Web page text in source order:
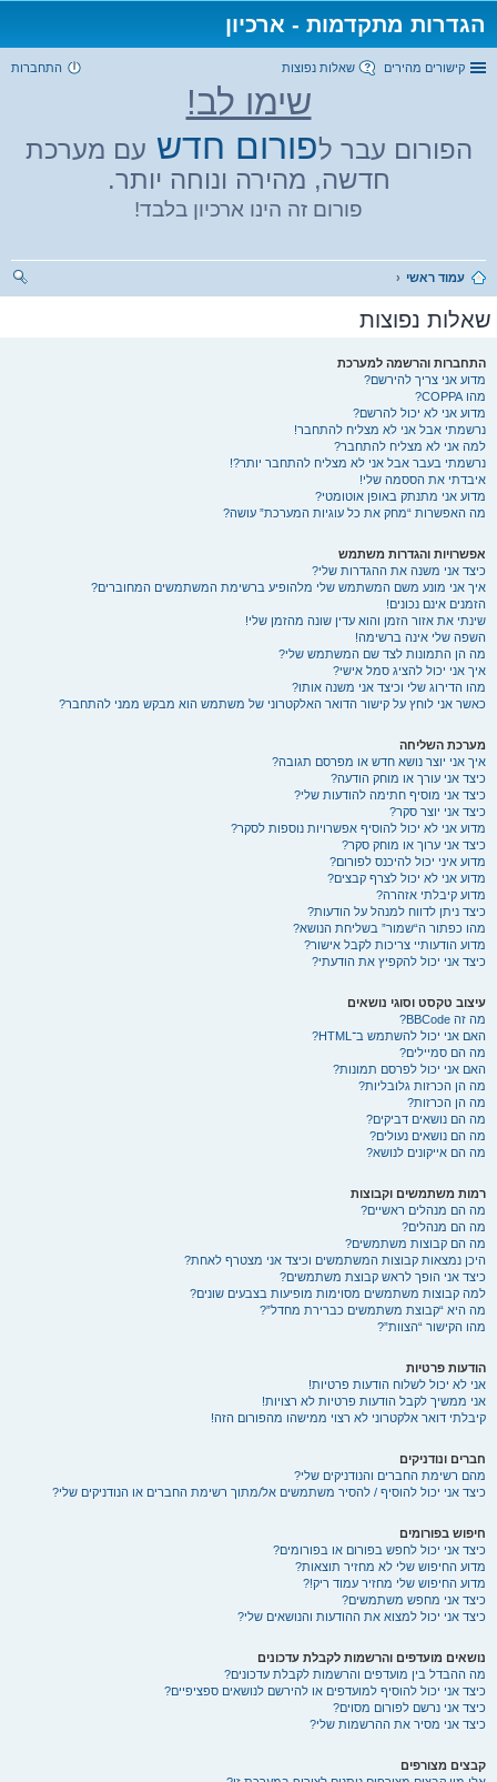
הגדרות מתקדמות - ארכיון
קישורים מהירים שאלות נפוצות התחברות
שימו לב!
הפורום עבר לפורום חדש עם מערכת
חדשה, מהירה ונוחה יותר.
פורום זה הינו ארכיון בלבד!
עמוד ראשי
שאלות נפוצות
התחברות והרשמה למערכת
מדוע אני צריך להירשם?
מהו COPPA?
מדוע אני לא יכול להרשם?
נרשמתי אבל אני לא מצליח להתחבר!
למה אני לא מצליח להתחבר?
נרשמתי בעבר אבל אני לא מצליח להתחבר יותר?!
איבדתי את הססמה שלי!
מדוע אני מתנתק באופן אוטומטי?
מה האפשרות “מחק את כל עוגיות המערכת” עושה?
אפשרויות והגדרות משתמש
כיצד אני משנה את ההגדרות שלי?
איך אני מונע משם המשתמש שלי מלהופיע ברשימת המשתמשים המחוברים?
הזמנים אינם נכונים!
שינתי את אזור הזמן והוא עדין שונה מהזמן שלי!
השפה שלי אינה ברשימה!
מה הן התמונות לצד שם המשתמש שלי?
איך אני יכול להציג סמל אישי?
מהו הדירוג שלי וכיצד אני משנה אותו?
כאשר אני לוחץ על קישור הדואר האלקטרוני של משתמש הוא מבקש ממני להתחבר?
מערכת השליחה
איך אני יוצר נושא חדש או מפרסם תגובה?
כיצד אני עורך או מוחק הודעה?
כיצד אני מוסיף חתימה להודעות שלי?
כיצד אני יוצר סקר?
מדוע אני לא יכול להוסיף אפשרויות נוספות לסקר?
כיצד אני ערוך או מוחק סקר?
מדוע איני יכול להיכנס לפורום?
מדוע אני לא יכול לצרף קבצים?
מדוע קיבלתי אזהרה?
כיצד ניתן לדווח למנהל על הודעות?
מהו כפתור ה“שמור” בשליחת הנושא?
מדוע הודעותיי צריכות לקבל אישור?
כיצד אני יכול להקפיץ את הודעתי?
עיצוב טקסט וסוגי נושאים
מה זה BBCode?
האם אני יכול להשתמש ב־HTML?
מה הם סמיילים?
האם אני יכול לפרסם תמונות?
מה הן הכרזות גלובליות?
מה הן הכרזות?
מה הם נושאים דביקים?
מה הם נושאים נעולים?
מה הם אייקונים לנושא?
רמות משתמשים וקבוצות
מה הם מנהלים ראשיים?
מה הם מנהלים?
מה הם קבוצות משתמשים?
היכן נמצאות קבוצות המשתמשים וכיצד אני מצטרף לאחת?
כיצד אני הופך לראש קבוצת משתמשים?
למה קבוצות משתמשים מסוימות מופיעות בצבעים שונים?
מה היא “קבוצת משתמשים כברירת מחדל”?
מהו הקישור “הצוות”?
הודעות פרטיות
אני לא יכול לשלוח הודעות פרטיות!
אני ממשיך לקבל הודעות פרטיות לא רצויות!
קיבלתי דואר אלקטרוני לא רצוי ממישהו מהפורום הזה!
חברים ונודניקים
מהם רשימת החברים והנודניקים שלי?
כיצד אני יכול להוסיף / להסיר משתמשים אל/מתוך רשימת החברים או הנודניקים שלי?
חיפוש בפורומים
כיצד אני יכול לחפש בפורום או בפורומים?
מדוע החיפוש שלי לא מחזיר תוצאות?
מדוע החיפוש שלי מחזיר עמוד ריק!?
כיצד אני מחפש משתמשים?
כיצד אני יכול למצוא את ההודעות והנושאים שלי?
נושאים מועדפים והרשמות לקבלת עדכונים
מה ההבדל בין מועדפים והרשמות לקבלת עדכונים?
כיצד אני יכול להוסיף למועדפים או להירשם לנושאים ספציפיים?
כיצד אני נרשם לפורום מסוים?
כיצד אני מסיר את ההרשמות שלי?
קבצים מצורפים